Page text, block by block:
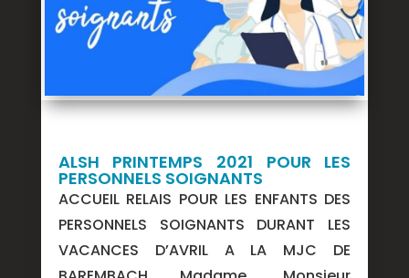
ALSH PRINTEMPS 2021 POUR LES
PERSONNELS SOIGNANTS
ACCUEIL RELAIS POUR LES ENFANTS DES
PERSONNELS SOIGNANTS DURANT LES
VACANCES D’AVRIL A LA MJC DE